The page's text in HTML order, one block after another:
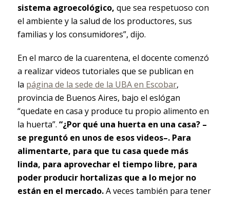
sistema agroecológico, que sea respetuoso con
el ambiente y la salud de los productores, sus
familias y los consumidores”, dijo.
En el marco de la cuarentena, el docente comenzó
a realizar videos tutoriales que se publican en
la página de la sede de la UBA en Escobar,
provincia de Buenos Aires, bajo el eslógan
“quedate en casa y produce tu propio alimento en
la huerta”. “¿Por qué una huerta en una casa? –
se preguntó en unos de esos videos­–. Para
alimentarte, para que tu casa quede más
linda, para aprovechar el tiempo libre, para
poder producir hortalizas que a lo mejor no
están en el mercado.A veces también para tener